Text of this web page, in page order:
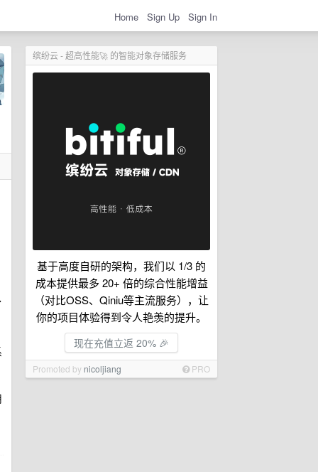
Home Sign Up Sign In
缤纷云 - 超高性能🚀 的智能对象存储服务
基于高度自研的架构，我们以 1/3 的
成本提供最多 20+ 倍的综合性能增益
（对比OSS、Qiniu等主流服务），让
你的项目体验得到令人艳羡的提升。
现在充值立返 20% 🎉
Promoted by nicoljiang PRO